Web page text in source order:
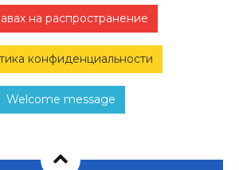
на распространение
конфиденциальности
Welcome message